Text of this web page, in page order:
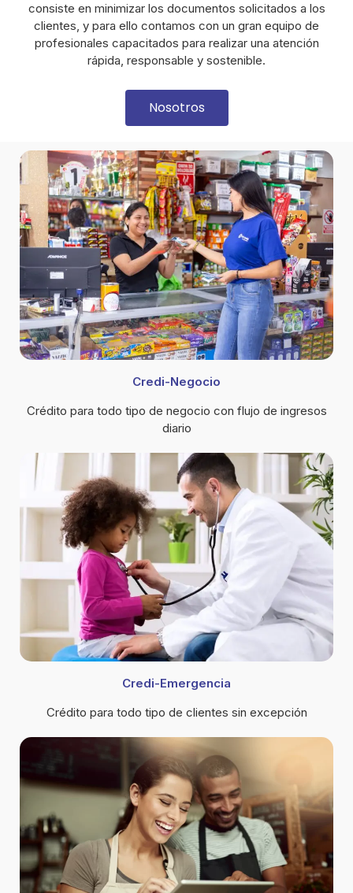
consiste en minimizar los documentos solicitados a los
clientes, y para ello contamos con un gran equipo de
profesionales capacitados para realizar una atención
rápida, responsable y sostenible.
Nosotros
Credi-Negocio
Crédito para todo tipo de negocio con flujo de ingresos
diario
Credi-Emergencia
Crédito para todo tipo de clientes sin excepción